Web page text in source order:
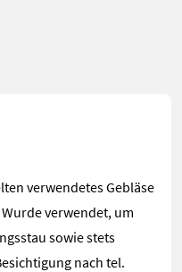
verwendetes Gebläse
verwendet, um
sowie stets
nach tel.